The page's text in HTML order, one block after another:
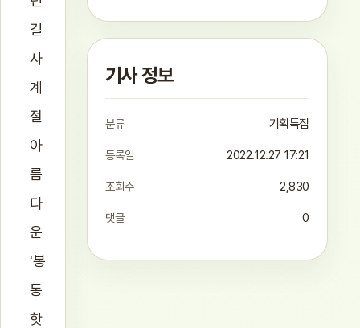
길
사
계
절
아
름
다
운
'봉
동
핫
기사 정보
분류 기획특집
등록일 2022.12.27 17:21
조회수 2,830
댓글 0